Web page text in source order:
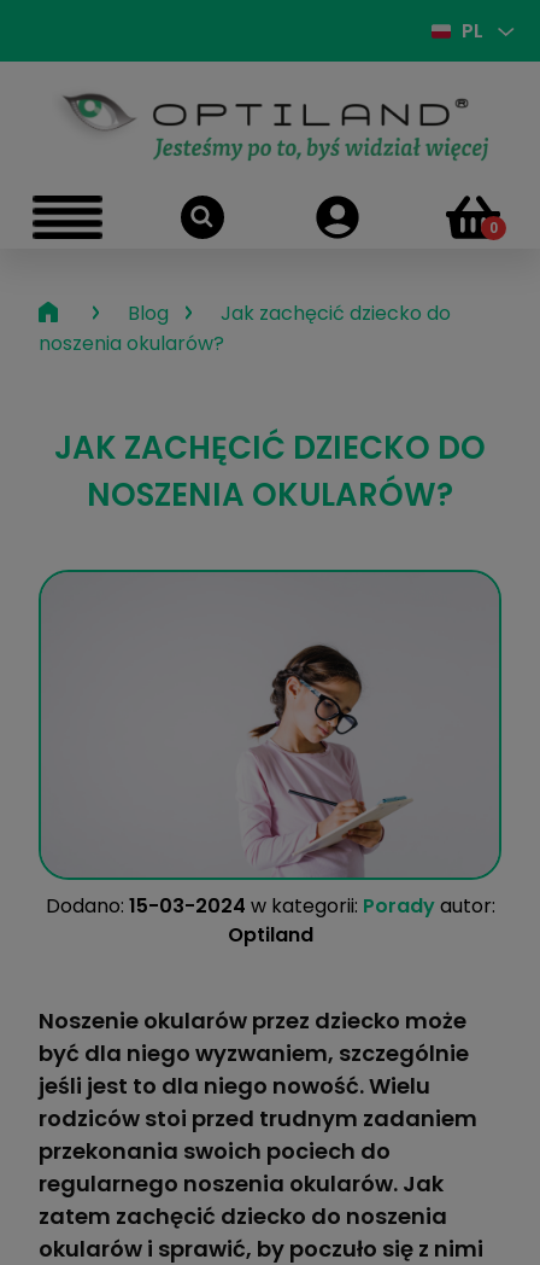
PL
› Blog ›
Jak zachęcić dziecko do
noszenia okularów?
JAK ZACHĘCIĆ DZIECKO DO
NOSZENIA OKULARÓW?
Dodano: 15-03-2024 w kategorii: Poradyautor:
Optiland
Noszenie okularów przez dziecko może
być dla niego wyzwaniem, szczególnie
jeśli jest to dla niego nowość. Wielu
rodziców stoi przed trudnym zadaniem
przekonania swoich pociech do
regularnego noszenia okularów. Jak
zatem zachęcić dziecko do noszenia
okularów i sprawić, by poczuło się z nimi